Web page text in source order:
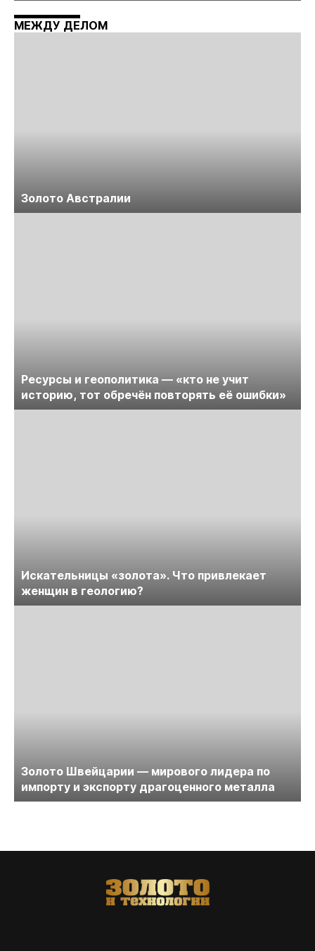
Майнинг»
МЕЖДУ ДЕЛОМ
Золото Австралии
Ресурсы и геополитика — «кто не учит
историю, тот обречён повторять её ошибки»
Искательницы «золота». Что привлекает
женщин в геологию?
Золото Швейцарии — мирового лидера по
импорту и экспорту драгоценного металла